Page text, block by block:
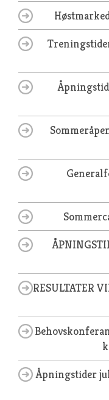
RESULTATER
Åpningstider